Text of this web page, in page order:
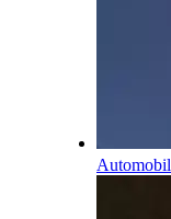
Automobil